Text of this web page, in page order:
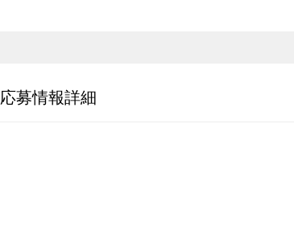
応募情報詳細